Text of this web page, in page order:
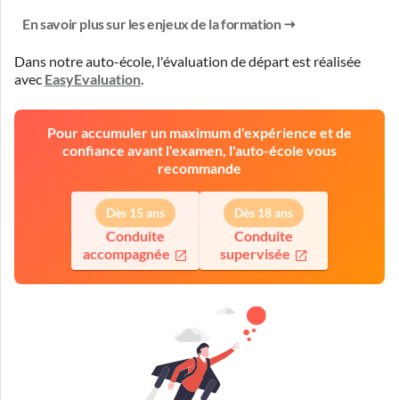
En savoir plus sur les enjeux de la formation
Dans notre auto-école, l'évaluation de départ est réalisée
avec EasyEvaluation.
Pour accumuler un maximum d'expérience et de
confiance avant l'examen, l'auto-école vous
recommande
Dès 15 ans
Conduite
accompagnée
Dès 18 ans
Conduite
supervisée